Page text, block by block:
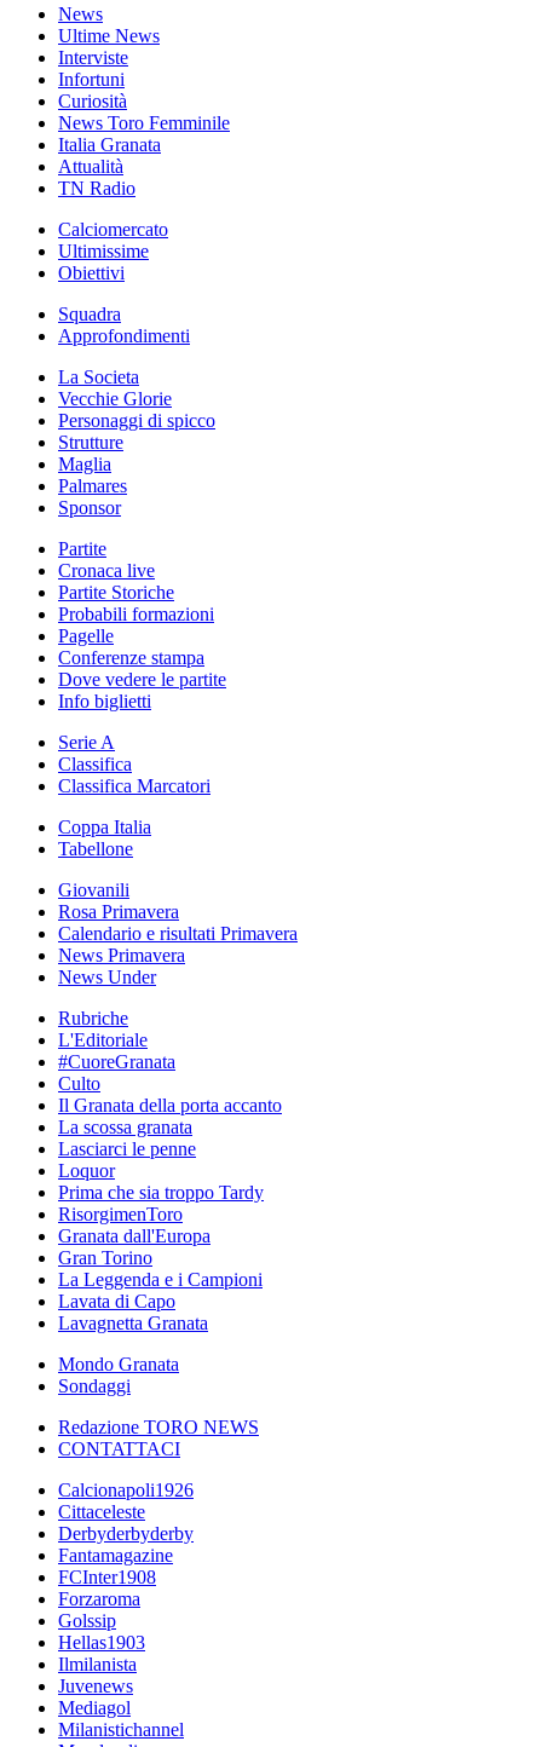
News
Ultime News
Interviste
Infortuni
Curiosità
News Toro Femminile
Italia Granata
Attualità
TN Radio
Calciomercato
Ultimissime
Obiettivi
Squadra
Approfondimenti
La Societa
Vecchie Glorie
Personaggi di spicco
Strutture
Maglia
Palmares
Sponsor
Partite
Cronaca live
Partite Storiche
Probabili formazioni
Pagelle
Conferenze stampa
Dove vedere le partite
Info biglietti
Serie A
Classifica
Classifica Marcatori
Coppa Italia
Tabellone
Giovanili
Rosa Primavera
Calendario e risultati Primavera
News Primavera
News Under
Rubriche
L'Editoriale
#CuoreGranata
Culto
Il Granata della porta accanto
La scossa granata
Lasciarci le penne
Loquor
Prima che sia troppo Tardy
RisorgimenToro
Granata dall'Europa
Gran Torino
La Leggenda e i Campioni
Lavata di Capo
Lavagnetta Granata
Mondo Granata
Sondaggi
Redazione TORO NEWS
CONTATTACI
Calcionapoli1926
Cittaceleste
Derbyderbyderby
Fantamagazine
FCInter1908
Forzaroma
Golssip
Hellas1903
Ilmilanista
Juvenews
Mediagol
Milanistichannel